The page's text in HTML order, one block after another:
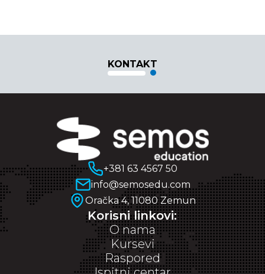
KONTAKT
+381 63 4567 50
info@semosedu.com
Oračka 4, 11080 Zemun
Korisni linkovi:
O nama
Kursevi
Raspored